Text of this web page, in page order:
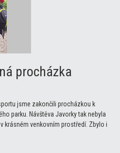
procházka
jsme zakončili procházkou k
parku. Návštěva Javorky tak nebyla
krásném venkovním prostředí. Zbylo i